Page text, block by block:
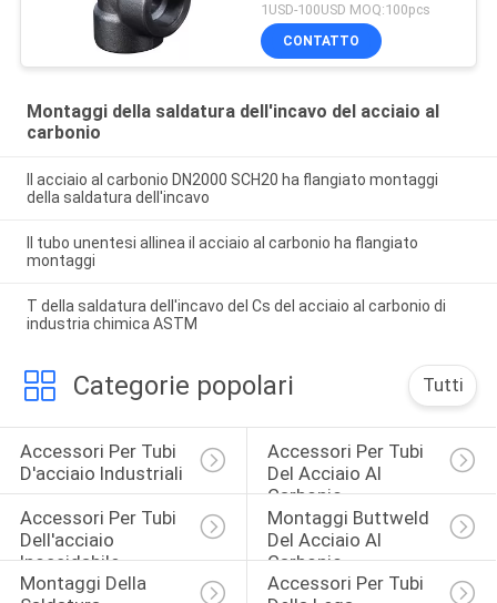
1USD-100USD MOQ:100pcs
CONTATTO
Montaggi della saldatura dell'incavo del acciaio al
carbonio
Il acciaio al carbonio DN2000 SCH20 ha flangiato montaggi
della saldatura dell'incavo
Il tubo unentesi allinea il acciaio al carbonio ha flangiato
montaggi
T della saldatura dell'incavo del Cs del acciaio al carbonio di
industria chimica ASTM
Categorie popolari Tutti
Accessori Per Tubi
D'acciaio Industriali
Accessori Per Tubi
Del Acciaio Al
Carbonio
Accessori Per Tubi
Dell'acciaio
Inossidabile
Montaggi Buttweld
Del Acciaio Al
Carbonio
Montaggi Della
Accessori Per Tubi